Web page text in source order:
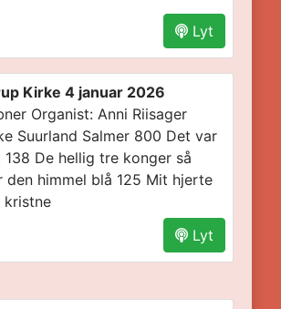
Lyt
Kirke 4 januar 2026
Organist: Anni Riisager
Suurland Salmer 800 Det var
De hellig tre konger så
den himmel blå 125 Mit hjerte
kristne
Lyt